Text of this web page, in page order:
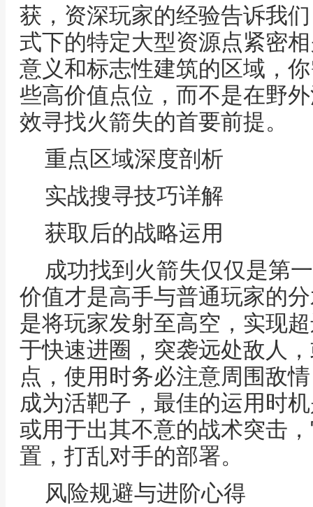
获，资深玩家的经验告诉我
式下的特定大型资源点紧密
意义和标志性建筑的区域，
些高价值点位，而不是在野
效寻找火箭失的首要前提。
重点区域深度剖析
实战搜寻技巧详解
获取后的战略运用
成功找到火箭失仅仅是第
价值才是高手与普通玩家的
是将玩家发射至高空，实现
于快速进圈，突袭远处敌人
点，使用时务必注意周围敌
成为活靶子，最佳的运用时
或用于出其不意的战术突击
置，打乱对手的部署。
风险规避与进阶心得